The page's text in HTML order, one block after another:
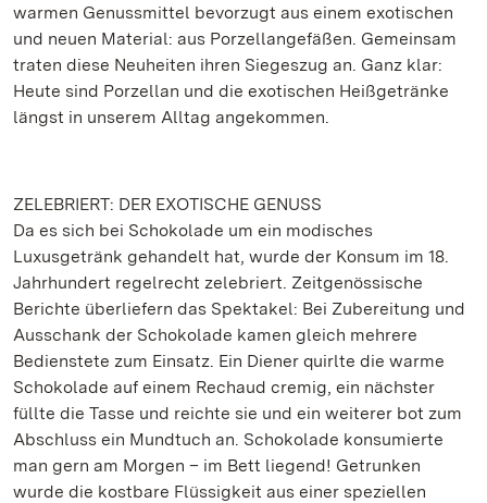
warmen Genussmittel bevorzugt aus einem exotischen
und neuen Material: aus Porzellangefäßen. Gemeinsam
traten diese Neuheiten ihren Siegeszug an. Ganz klar:
Heute sind Porzellan und die exotischen Heißgetränke
längst in unserem Alltag angekommen.
ZELEBRIERT: DER EXOTISCHE GENUSS
Da es sich bei Schokolade um ein modisches
Luxusgetränk gehandelt hat, wurde der Konsum im 18.
Jahrhundert regelrecht zelebriert. Zeitgenössische
Berichte überliefern das Spektakel: Bei Zubereitung und
Ausschank der Schokolade kamen gleich mehrere
Bedienstete zum Einsatz. Ein Diener quirlte die warme
Schokolade auf einem Rechaud cremig, ein nächster
füllte die Tasse und reichte sie und ein weiterer bot zum
Abschluss ein Mundtuch an. Schokolade konsumierte
man gern am Morgen – im Bett liegend! Getrunken
wurde die kostbare Flüssigkeit aus einer speziellen